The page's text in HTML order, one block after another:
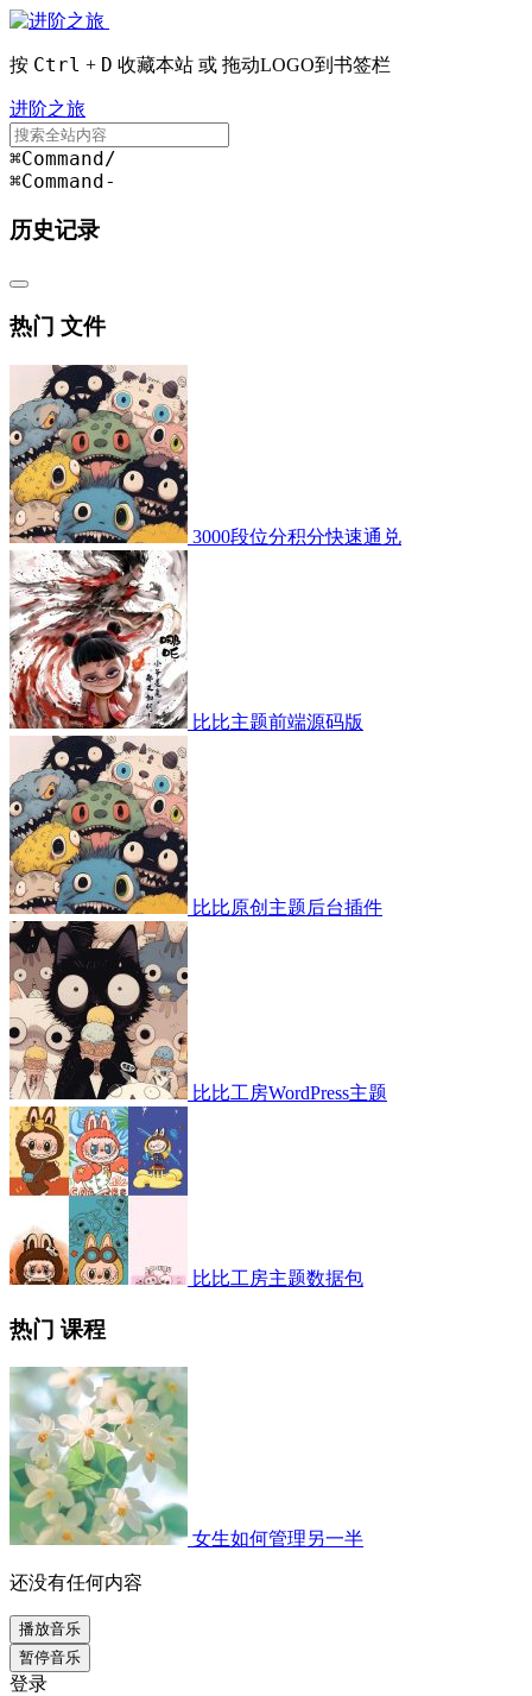
按 Ctrl + D 收藏本站 或 拖动LOGO到书签栏
进阶之旅
⌘Command/
⌘Command-
历史记录
热门 文件
3000段位分积分快速通兑
比比主题前端源码版
比比原创主题后台插件
比比工房WordPress主题
比比工房主题数据包
热门 课程
女生如何管理另一半
还没有任何内容
播放音乐
暂停音乐
登录